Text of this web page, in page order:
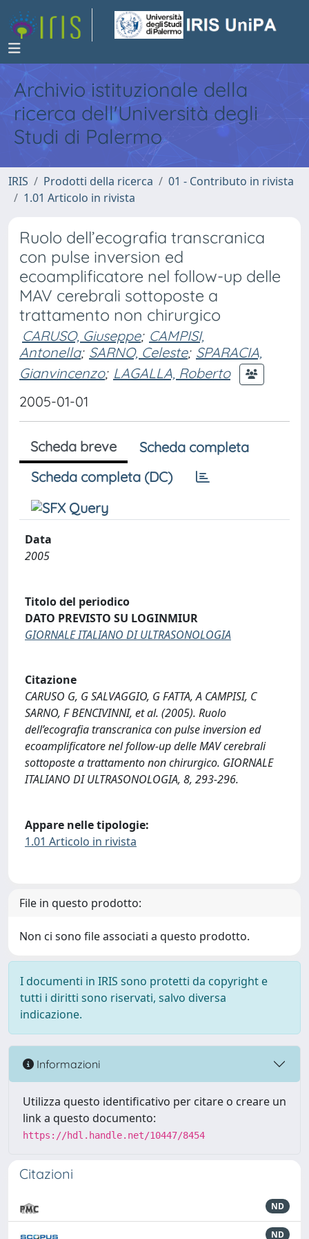
Archivio istituzionale della
ricerca dell'Università degli
Studi di Palermo
IRIS Prodotti della ricerca
01 - Contributo in rivista
1.01 Articolo in rivista
Ruolo dell’ecografia transcranica
con pulse inversion ed
ecoamplificatore nel follow-up delle
MAV cerebrali sottoposte a
trattamento non chirurgico
CARUSO, Giuseppe; CAMPISI,
Antonella; SARNO, Celeste; SPARACIA,
Gianvincenzo; LAGALLA, Roberto
2005-01-01
Scheda breve
Scheda completa
Scheda completa (DC)
Data
2005
Titolo del periodico
DATO PREVISTO SU LOGINMIUR
GIORNALE ITALIANO DI ULTRASONOLOGIA
Citazione
CARUSO G, G SALVAGGIO, G FATTA, A CAMPISI, C
SARNO, F BENCIVINNI, et al. (2005). Ruolo
dell’ecografia transcranica con pulse inversion ed
ecoamplificatore nel follow-up delle MAV cerebrali
sottoposte a trattamento non chirurgico. GIORNALE
ITALIANO DI ULTRASONOLOGIA, 8, 293-296.
Appare nelle tipologie:
1.01 Articolo in rivista
File in questo prodotto:
Non ci sono file associati a questo prodotto.
I documenti in IRIS sono protetti da copyright e
tutti i diritti sono riservati, salvo diversa
indicazione.
Informazioni
Utilizza questo identificativo per citare o creare un
link a questo documento:
https://hdl.handle.net/10447/8454
Citazioni
ND
ND